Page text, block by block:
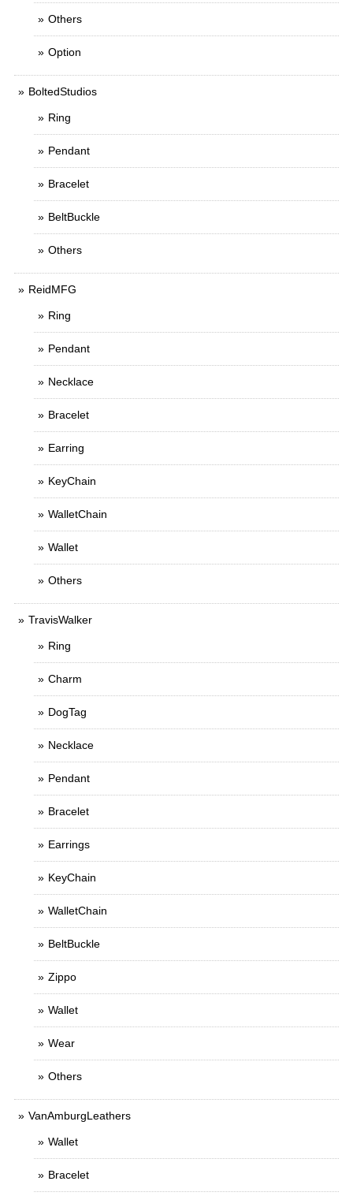
Others
Option
BoltedStudios
Ring
Pendant
Bracelet
BeltBuckle
Others
ReidMFG
Ring
Pendant
Necklace
Bracelet
Earring
KeyChain
WalletChain
Wallet
Others
TravisWalker
Ring
Charm
DogTag
Necklace
Pendant
Bracelet
Earrings
KeyChain
WalletChain
BeltBuckle
Zippo
Wallet
Wear
Others
VanAmburgLeathers
Wallet
Bracelet